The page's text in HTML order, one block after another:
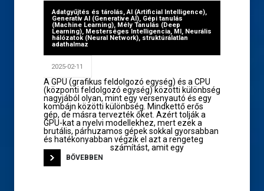
Adatgyűjtés és tárolás,AI (Artificial Intelligence),
Generatív AI (Generative AI), Gépi tanulás
(Machine Learning), Mély Tanulás (Deep
Learning), Mesterséges Intelligencia, MI, Neurális
hálózatok (Neural Network), struktúrálatlan
adathalmaz
2025-02-11
A GPU (grafikus feldolgozó egység) és a CPU
(központi feldolgozó egység) közötti különbség
nagyjából olyan, mint egy versenyautó és egy
kombájn közötti különbség. Mindkettő erős
gép, de másra tervezték őket. Azért tolják a
GPU-kat a nyelvi modellekhez, mert ezek a
brutális, párhuzamos gépek sokkal gyorsabban
és hatékonyabban végzik el azt a rengeteg
számítást, amit egy
BŐVEBBEN